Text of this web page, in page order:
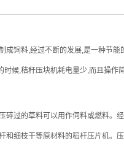
料,经过不断的发展,是一种节能
候,秸秆压块机耗电量少,而且操作
过的草料可以用作伺料或燃料。
和细枝干等原材料的稻杆压片机。